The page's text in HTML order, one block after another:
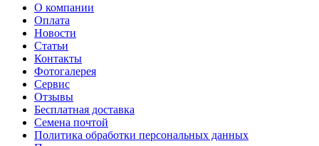
Тмин
Трава для чая
Туласи
Укроп
Фенхель пряный
Хризантема овощная
Цикорий пряный
Цикорий салатный (Витлуф)
Черемша
Шпинат
Щавель
О компании
Оплата
Новости
Статьи
Контакты
Фотогалерея​
Сервис
Отзывы
Бесплатная доставка
Семена почтой
Политика обработки персональных данных